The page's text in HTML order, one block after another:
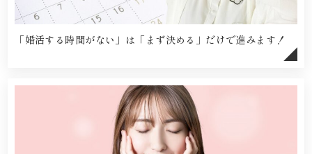
「婚活する時間がない」は「まず決める」だけで進みます！